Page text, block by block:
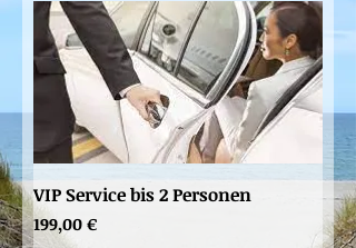
VIP Service bis 2 Personen
Preis
199,00 €